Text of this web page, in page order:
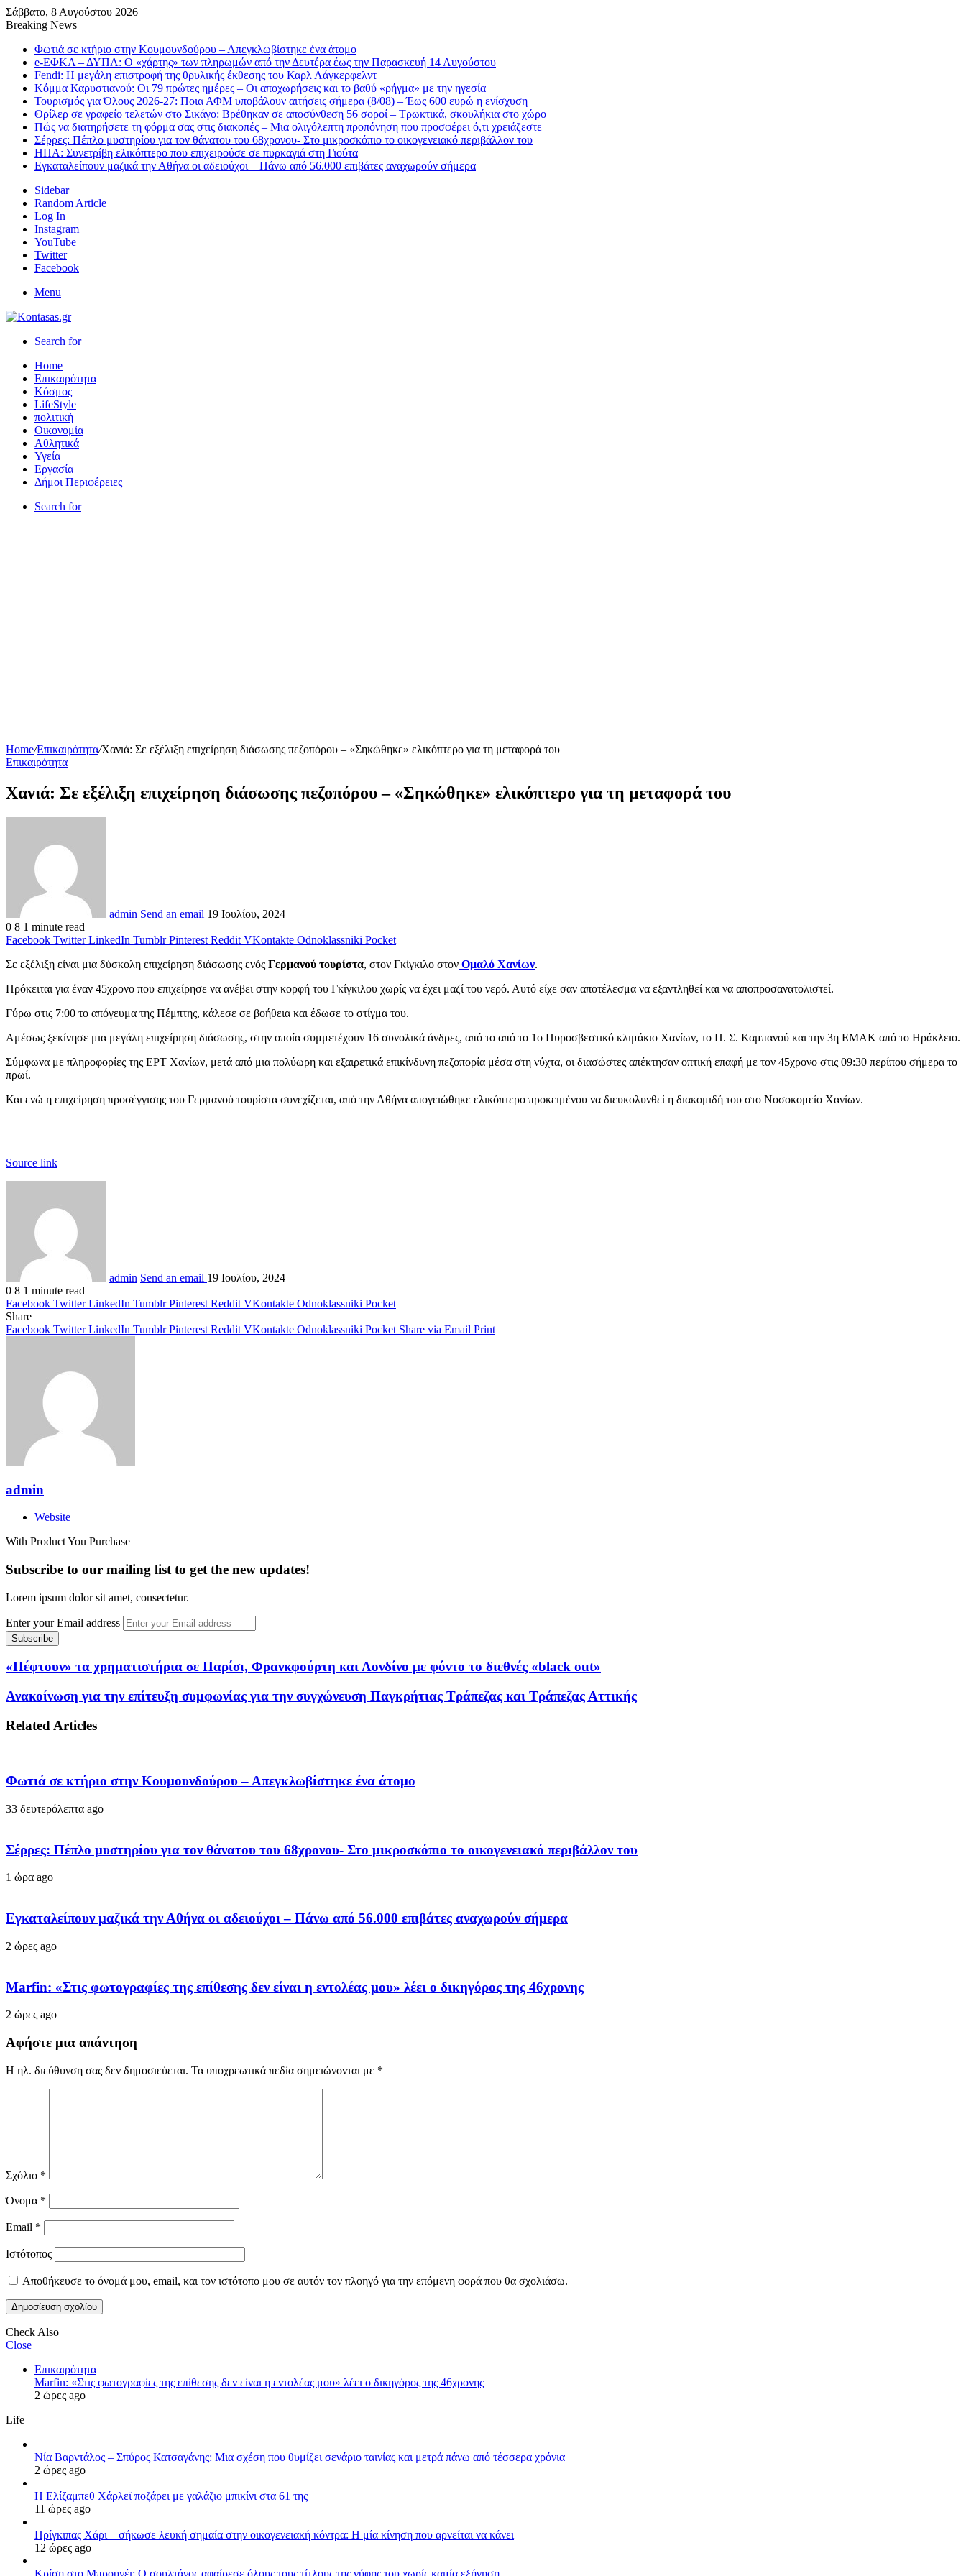
Σάββατο, 8 Αυγούστου 2026
Breaking News
Φωτιά σε κτήριο στην Κουμουνδούρου – Απεγκλωβίστηκε ένα άτομο
e-ΕΦΚΑ – ΔΥΠΑ: Ο «χάρτης» των πληρωμών από την Δευτέρα έως την Παρασκευή 14 Αυγούστου
Fendi: Η μεγάλη επιστροφή της θρυλικής έκθεσης του Καρλ Λάγκερφελντ
Κόμμα Καρυστιανού: Οι 79 πρώτες ημέρες – Οι αποχωρήσεις και το βαθύ «ρήγμα» με την ηγεσία
Τουρισμός για Όλους 2026-27: Ποια ΑΦΜ υποβάλουν αιτήσεις σήμερα (8/08) – Έως 600 ευρώ η ενίσχυση
Θρίλερ σε γραφείο τελετών στο Σικάγο: Βρέθηκαν σε αποσύνθεση 56 σοροί – Τρωκτικά, σκουλήκια στο χώρο
Πώς να διατηρήσετε τη φόρμα σας στις διακοπές – Μια ολιγόλεπτη προπόνηση που προσφέρει ό,τι χρειάζεστε
Σέρρες: Πέπλο μυστηρίου για τον θάνατου του 68χρονου- Στο μικροσκόπιο το οικογενειακό περιβάλλον του
ΗΠΑ: Συνετρίβη ελικόπτερο που επιχειρούσε σε πυρκαγιά στη Γιούτα
Εγκαταλείπουν μαζικά την Αθήνα οι αδειούχοι – Πάνω από 56.000 επιβάτες αναχωρούν σήμερα
Sidebar
Random Article
Log In
Instagram
YouTube
Twitter
Facebook
Menu
Search for
Home
Επικαιρότητα
Κόσμος
LifeStyle
πολιτική
Οικονομία
Αθλητικά
Υγεία
Εργασία
Δήμοι Περιφέρειες
Search for
Home/Επικαιρότητα/Χανιά: Σε εξέλιξη επιχείρηση διάσωσης πεζοπόρου – «Σηκώθηκε» ελικόπτερο για τη μεταφορά του
Επικαιρότητα
Χανιά: Σε εξέλιξη επιχείρηση διάσωσης πεζοπόρου – «Σηκώθηκε» ελικόπτερο για τη μεταφορά του
admin Send an email 19 Ιουλίου, 2024
0 8 1 minute read
Facebook Twitter LinkedIn Tumblr Pinterest Reddit VKontakte Odnoklassniki Pocket
Σε εξέλιξη είναι μια δύσκολη επιχείρηση διάσωσης ενός Γερμανού τουρίστα, στον Γκίγκιλο στον Ομαλό Χανίων.
Πρόκειται για έναν 45χρονο που επιχείρησε να ανέβει στην κορφή του Γκίγκιλου χωρίς να έχει μαζί του νερό. Αυτό είχε σαν αποτέλεσμα να εξαντληθεί και να αποπροσανατολιστεί.
Γύρω στις 7:00 το απόγευμα της Πέμπτης, κάλεσε σε βοήθεια και έδωσε το στίγμα του.
Αμέσως ξεκίνησε μια μεγάλη επιχείρηση διάσωσης, στην οποία συμμετέχουν 16 συνολικά άνδρες, από το από το 1ο Πυροσβεστικό κλιμάκιο Χανίων, το Π. Σ. Καμπανού και την 3η ΕΜΑΚ από το Ηράκλειο.
Σύμφωνα με πληροφορίες της ΕΡΤ Χανίων, μετά από μια πολύωρη και εξαιρετικά επικίνδυνη πεζοπορία μέσα στη νύχτα, οι διασώστες απέκτησαν οπτική επαφή με τον 45χρονο στις 09:30 περίπου σήμερα το
πρωί.
Και ενώ η επιχείρηση προσέγγισης του Γερμανού τουρίστα συνεχίζεται, από την Αθήνα απογειώθηκε ελικόπτερο προκειμένου να διευκολυνθεί η διακομιδή του στο Νοσοκομείο Χανίων.
Source link
admin Send an email 19 Ιουλίου, 2024
0 8 1 minute read
Facebook Twitter LinkedIn Tumblr Pinterest Reddit VKontakte Odnoklassniki Pocket
Share
Facebook Twitter LinkedIn Tumblr Pinterest Reddit VKontakte Odnoklassniki Pocket Share via Email Print
admin
Website
With Product You Purchase
Subscribe to our mailing list to get the new updates!
Lorem ipsum dolor sit amet, consectetur.
Enter your Email address
«Πέφτουν» τα χρηματιστήρια σε Παρίσι, Φρανκφούρτη και Λονδίνο με φόντο το διεθνές «black out»
Ανακοίνωση για την επίτευξη συμφωνίας για την συγχώνευση Παγκρήτιας Τράπεζας και Τράπεζας Αττικής
Related Articles
Φωτιά σε κτήριο στην Κουμουνδούρου – Απεγκλωβίστηκε ένα άτομο
33 δευτερόλεπτα ago
Σέρρες: Πέπλο μυστηρίου για τον θάνατου του 68χρονου- Στο μικροσκόπιο το οικογενειακό περιβάλλον του
1 ώρα ago
Εγκαταλείπουν μαζικά την Αθήνα οι αδειούχοι – Πάνω από 56.000 επιβάτες αναχωρούν σήμερα
2 ώρες ago
Marfin: «Στις φωτογραφίες της επίθεσης δεν είναι η εντολέας μου» λέει ο δικηγόρος της 46χρονης
2 ώρες ago
Αφήστε μια απάντηση
Η ηλ. διεύθυνση σας δεν δημοσιεύεται. Τα υποχρεωτικά πεδία σημειώνονται με *
Σχόλιο *
Όνομα *
Email *
Ιστότοπος
Αποθήκευσε το όνομά μου, email, και τον ιστότοπο μου σε αυτόν τον πλοηγό για την επόμενη φορά που θα σχολιάσω.
Check Also
Close
Επικαιρότητα
Marfin: «Στις φωτογραφίες της επίθεσης δεν είναι η εντολέας μου» λέει ο δικηγόρος της 46χρονης
2 ώρες ago
Life
Νία Βαρντάλος – Σπύρος Κατσαγάνης: Μια σχέση που θυμίζει σενάριο ταινίας και μετρά πάνω από τέσσερα χρόνια
2 ώρες ago
Η Ελίζαμπεθ Χάρλεϊ ποζάρει με γαλάζιο μπικίνι στα 61 της
11 ώρες ago
Πρίγκιπας Χάρι – σήκωσε λευκή σημαία στην οικογενειακή κόντρα: Η μία κίνηση που αρνείται να κάνει
12 ώρες ago
Κρίση στο Μπρουνέι: Ο σουλτάνος αφαίρεσε όλους τους τίτλους της νύφης του χωρίς καμία εξήγηση